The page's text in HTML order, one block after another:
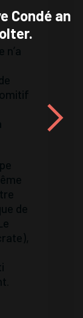
n’a
de
Condé an